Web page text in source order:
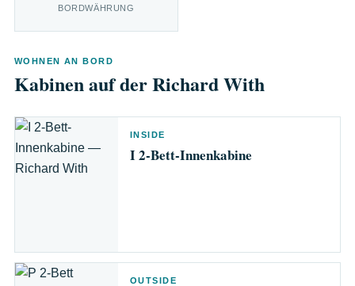
BORDWÄHRUNG
WOHNEN AN BORD
Kabinen auf der Richard With
INSIDE
I 2-Bett-Innenkabine
OUTSIDE